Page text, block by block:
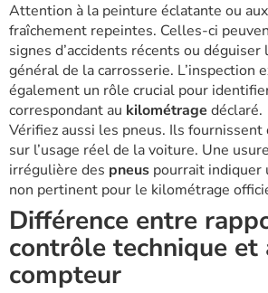
Attention à la peinture éclatante ou
fraîchement repeintes. Celles-ci
signes d’accidents récents ou
général de la carrosserie. L’inspection
également un rôle crucial pour
correspondant au kilométrage déclaré.
Vérifiez aussi les pneus. Ils fournissent
sur l’usage réel de la voiture. Une
irrégulière des pneus pourrait indiquer
non pertinent pour le kilométrage
Différence entre
contrôle technique et
compteur